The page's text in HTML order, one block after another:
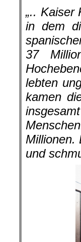
„.. Kaiser
in dem
37
lebten
kamen
Millionen.
und